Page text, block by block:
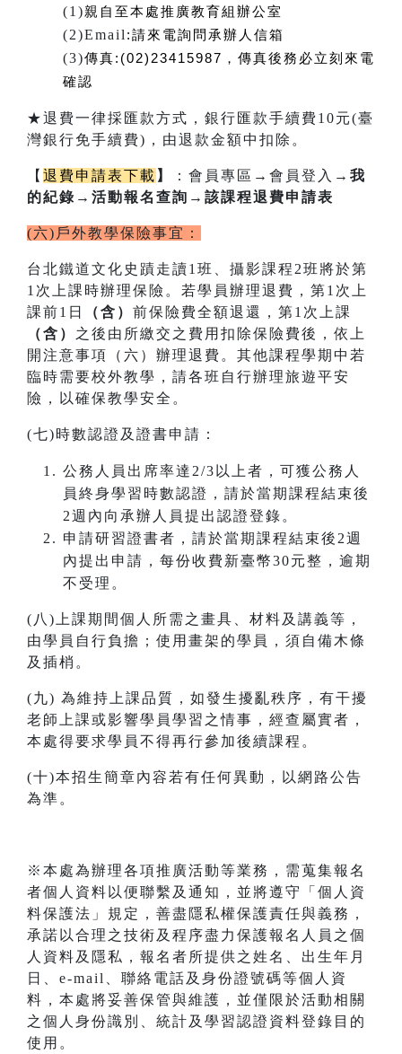
(1)親自至本處推廣教育組辦公室
(2)Email :請來電詢問承辦人信箱
(3)傳真:(02)23415987，傳真後務必立刻來電
確認
★退費一律採匯款方式，銀行匯款手續費10元(臺
灣銀行免手續費)，由退款金額中扣除。
【 退費申請表下載 】 ：會員專區 → 會員登入 →我
的紀錄→活動報名查詢→該課程退費申請表
(六)戶外教學保險事宜：
台北鐵道文化史蹟走讀1班、攝影課程2班將於第
1次上課時辦理保險。若學員辦理退費，第1次上
課前1日
（含） 前保險費全額退還，第1次上課
（含） 之後由所繳交之費用扣除保險費後，依上
開注意事項（六）辦理退費。其他課程學期中若
臨時需要校外教學，請各班自行辦理旅遊平安
險，以確保教學安全。
(七)時數認證及證書申請：
公務人員出席率達2/3以上者，可獲公務人
員終身學習時數認證，請於當期課程結束後
2週內向承辦人員提出認證登錄。
申請研習證書者，請於當期課程結束後2週
內提出申請，每份收費新臺幣30元整，逾期
不受理。
(八)上課期間個人所需之畫具、材料及講義等，
由學員自行負擔；使用畫架的學員，須自備木條
及插梢。
(九) 為維持上課品質，如發生擾亂秩序，有干擾
老師上課或影響學員學習之情事，經查屬實者，
本處得要求學員不得再行參加後續課程。
(十)本招生簡章內容若有任何異動，以網路公告
為準。
※本處為辦理各項推廣活動等業務，需蒐集報名
者個人資料以便聯繫及通知，並將遵守「個人資
料保護法」規定，善盡隱私權保護責任與義務，
承諾以合理之技術及程序盡力保護報名人員之個
人資料及隱私，報名者所提供之姓名、出生年月
日、e-mail、聯絡電話及身份證號碼等個人資
料，本處將妥善保管與維護，並僅限於活動相關
之個人身份識別、統計及學習認證資料登錄目的
使用。